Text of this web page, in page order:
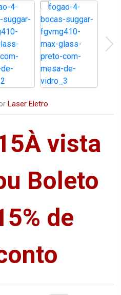
Laser Eletro
À vista
Boleto
de